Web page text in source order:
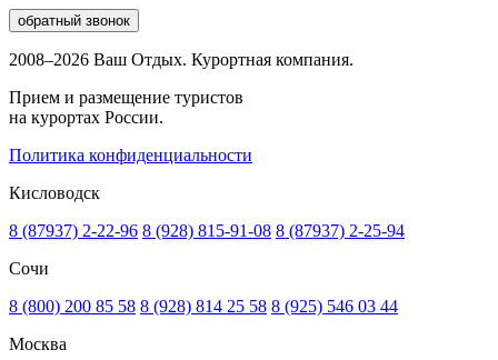
обратный звонок
2008–2026 Ваш Отдых. Курортная компания.
Прием и размещение туристов
на курортах России.
Политика конфиденциальности
Кисловодск
8 (87937) 2-22-96 8 (928) 815-91-08 8 (87937) 2-25-94
Сочи
8 (800) 200 85 58 8 (928) 814 25 58 8 (925) 546 03 44
Москва